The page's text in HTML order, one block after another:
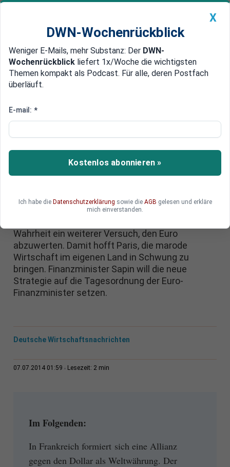
Newsticker MEIN DWN: Geldanlage Premium
Edelmetalle DWN-Magazin China
Inflation als Export-Maßnahme
Franzosen wollen weichen Euro:
Total-Chef fordert Ende des
Petro-Dollars
Die Franzosen machen gegen den Dollar mobil:
Euro. Was auf den ersten Blick als eine Revanche
gegen die Amerikaner wegen der Milliarden-
Wahrheit ein weiterer Versuch, den Euro
abzuwerten. Damit hofft Paris, die marode
Wirtschaft im eigenen Land in Schwung zu
bringen. Finanzminister Sapin will die neue
Strategie auf die Tagesordnung der Euro-
Finanzminister setzen.
Deutsche Wirtschaftsnachrichten
07.07.2014 01:59 Lesezeit: 2 min
Im Folgenden:
In Frankreich formiert sich eine Allianz
gegen den Dollar als Weltwährung. Der
X
DWN-Wochenrückblick
Weniger E-Mails, mehr Substanz: Der DWN-
Wochenrückblick liefert 1x/Woche die wichtigsten
Themen kompakt als Podcast. Für alle, deren Postfach
überläuft.
E-mail: *
Kostenlos abonnieren »
Ich habe die Datenschutzerklärung sowie die AGB gelesen und erkläre
mich einverstanden.